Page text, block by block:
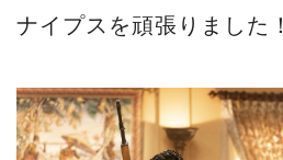
ナイプスを頑張りました！